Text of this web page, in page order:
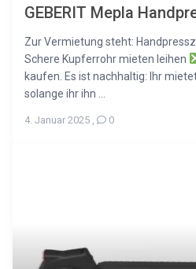
GEBERIT Mepla
Zur Vermietung steht:
Schere Kupferrohr mieten leihen
kaufen. Es ist nachhaltig: Ihr
solange ihr ihn ...
4. Januar 2025 , 0